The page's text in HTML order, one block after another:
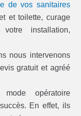
de vos sanitaires
et toilette, curage
installation,
nous intervenons
gratuit et agréé
opératoire
En effet, ils